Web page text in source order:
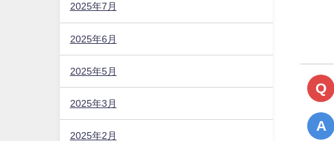
2025年7月
2025年6月
2025年5月
2025年3月
2025年2月